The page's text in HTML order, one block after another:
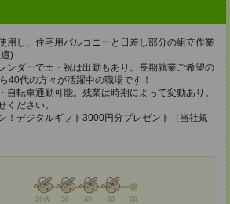
用し、住宅用バルコニーと日差し部分の組立作業
)
ンダーで土・祝は出勤もあり。長期就業ご希望の
40代の方々が活躍中の職場です！
自転車通勤可能。残業は時期によって変動あり。
ください。
！デジタルギフト3000円分プレゼント（当社規
20代 30 40 50 60